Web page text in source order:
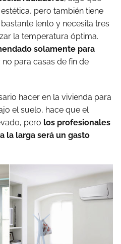
pero también tiene
lento y necesita tres
la temperatura óptima.
solamente para
no para casas de fin de
hacer en la vivienda para
el suelo, hace que el
pero los profesionales
la larga será un gasto